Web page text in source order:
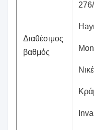
Διαθέσιμος
βαθμός